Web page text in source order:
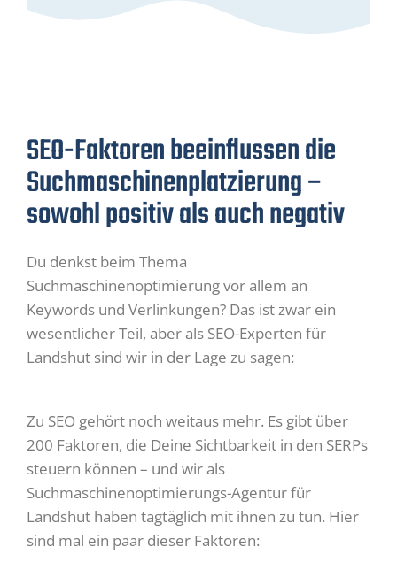
SEO-Faktoren beeinflussen die
Suchmaschinenplatzierung –
sowohl positiv als auch negativ
Du denkst beim Thema
Suchmaschinenoptimierung vor allem an
Keywords und Verlinkungen? Das ist zwar ein
wesentlicher Teil, aber als SEO-Experten für
Landshut sind wir in der Lage zu sagen:
Zu SEO gehört noch weitaus mehr. Es gibt über
200 Faktoren, die Deine Sichtbarkeit in den SERPs
steuern können – und wir als
Suchmaschinenoptimierungs-Agentur für
Landshut haben tagtäglich mit ihnen zu tun. Hier
sind mal ein paar dieser Faktoren: